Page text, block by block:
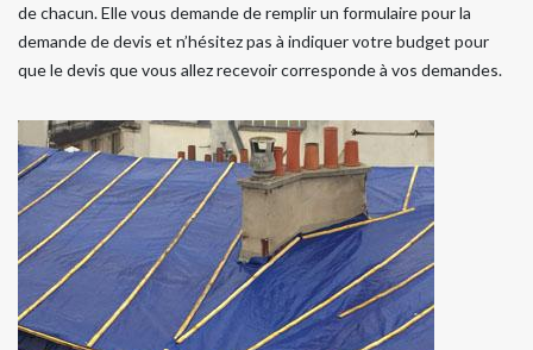
de chacun. Elle vous demande de remplir un formulaire pour la
demande de devis et n’hésitez pas à indiquer votre budget pour
que le devis que vous allez recevoir corresponde à vos demandes.